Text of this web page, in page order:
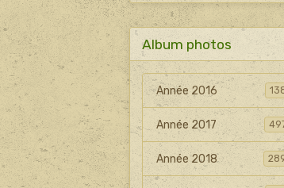
Album photos
Année 2016
Année 2017
Année 2018